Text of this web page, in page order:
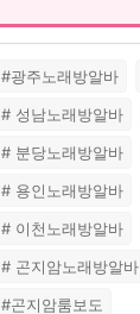
#광주노래방알바
# 성남노래방알바
# 분당노래방알바
# 용인노래방알바
# 이천노래방알바
# 곤지암노래방알바
#곤지암룸보도